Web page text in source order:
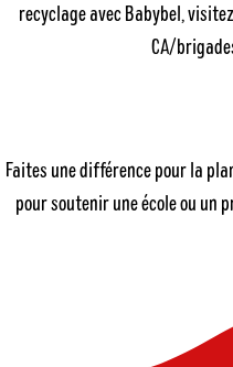
recyclage avec Babybel,
CA/
Faites une différence pour la
pour soutenir une école ou